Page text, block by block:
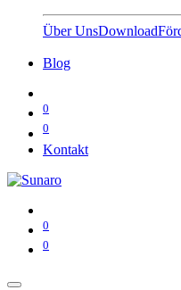
Über UnsDownload
Blog
0
0
Kontakt
0
0